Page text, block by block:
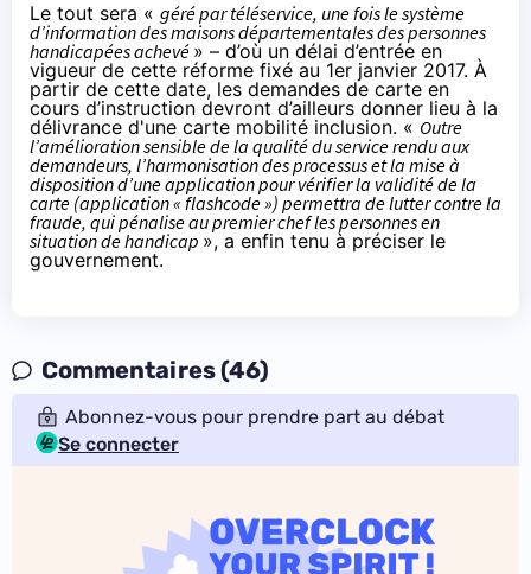
Le tout sera « géré par téléservice, une fois le système
d’information des maisons départementales des personnes
handicapées achevé » – d’où un délai d’entrée en
vigueur de cette réforme fixé au 1er janvier 2017. À
partir de cette date, les demandes de carte en
cours d’instruction devront d’ailleurs donner lieu à la
délivrance d'une carte mobilité inclusion. « Outre
l’amélioration sensible de la qualité du service rendu aux
demandeurs, l’harmonisation des processus et la mise à
disposition d’une application pour vérifier la validité de la
carte (application « flashcode ») permettra de lutter contre la
fraude, qui pénalise au premier chef les personnes en
situation de handicap », a enfin tenu à préciser le
gouvernement.
Commentaires (46)
Abonnez-vous pour prendre part au débat
Se connecter